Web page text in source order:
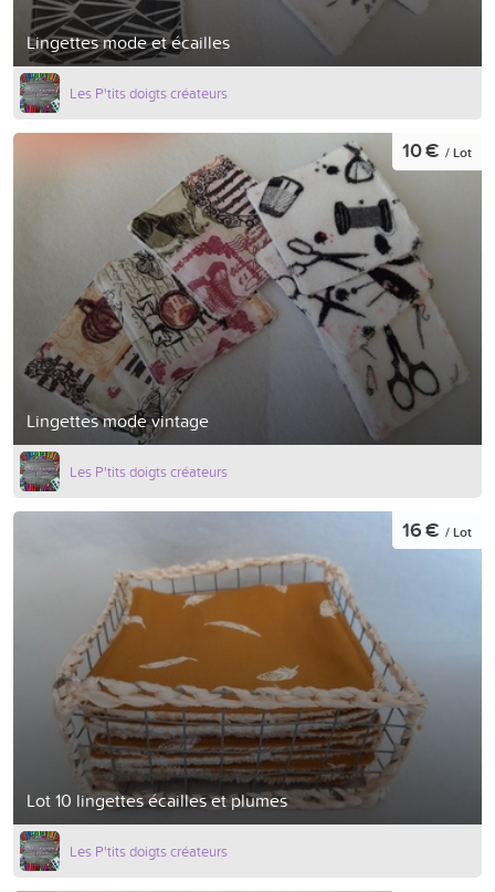
Lingettes mode et écailles
Les P'tits doigts créateurs
Lingettes mode vintage
10 € / Lot
Les P'tits doigts créateurs
Lot 10 lingettes écailles et plumes
16 € / Lot
Les P'tits doigts créateurs